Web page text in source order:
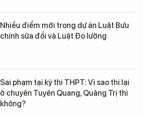
Nhiều điểm mới trong dự án Luật Bưu
chính sửa đổi và Luật Đo lường
Sai phạm tại kỳ thi THPT: Vì sao thi lại
ở chuyên Tuyên Quang, Quảng Trị thì
không?